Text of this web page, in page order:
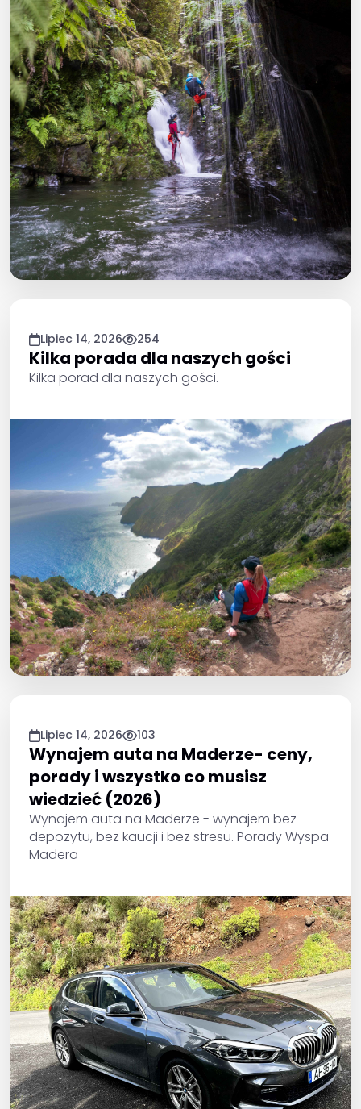
Lipiec 14, 2026 254
Kilka porada dla naszych gości
Kilka porad dla naszych gości.
Lipiec 14, 2026 103
Wynajem auta na Maderze- ceny,
porady i wszystko co musisz
wiedzieć (2026)
Wynajem auta na Maderze - wynajem bez
depozytu, bez kaucji i bez stresu. Porady Wyspa
Madera